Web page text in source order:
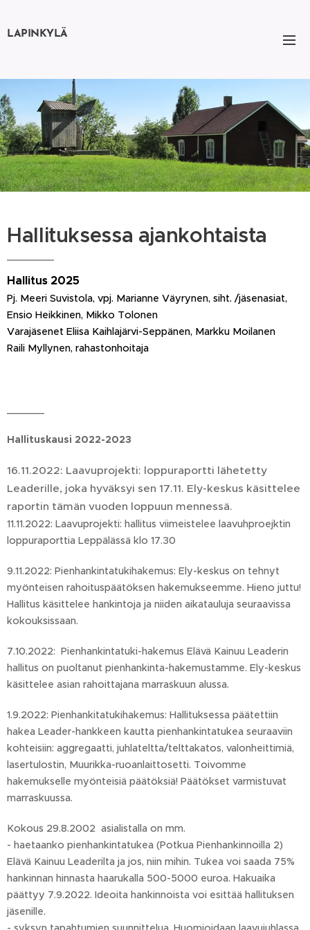
LAPINKYLÄ
Hallituksessa ajankohtaista
Hallitus 2025
Pj. Meeri Suvistola, vpj. Marianne Väyrynen, siht. /jäsenasiat,
Ensio Heikkinen, Mikko Tolonen
Varajäsenet Eliisa Kaihlajärvi-Seppänen, Markku Moilanen
Raili Myllynen, rahastonhoitaja
Hallituskausi 2022-2023
16.11.2022: Laavuprojekti: loppuraportti lähetetty
Leaderille, joka hyväksyi sen 17.11. Ely-keskus käsittelee
raportin tämän vuoden loppuun mennessä.
11.11.2022: Laavuprojekti: hallitus viimeistelee laavuhproejktin
loppuraporttia Leppälässä klo 17.30
9.11.2022: Pienhankintatukihakemus: Ely-keskus on tehnyt
myönteisen rahoituspäätöksen hakemukseemme. Hieno juttu!
Hallitus käsittelee hankintoja ja niiden aikatauluja seuraavissa
kokouksissaan.
7.10.2022: Pienhankintatuki-hakemus Elävä Kainuu Leaderin
hallitus on puoltanut pienhankinta-hakemustamme. Ely-keskus
käsittelee asian rahoittajana marraskuun alussa.
1.9.2022: Pienhankitatukihakemus: Hallituksessa päätettiin
hakea Leader-hankkeen kautta pienhankintatukea seuraaviin
kohteisiin: aggregaatti, juhlateltta/telttakatos, valonheittimiä,
lasertulostin, Muurikka-ruoanlaittosetti. Toivomme
hakemukselle myönteisiä päätöksiä! Päätökset varmistuvat
marraskuussa.
Kokous 29.8.2002 asialistalla on mm.
- haetaanko pienhankintatukea (Potkua Pienhankinnoilla 2)
Elävä Kainuu Leaderilta ja jos, niin mihin. Tukea voi saada 75%
hankinnan hinnasta haarukalla 500-5000 euroa. Hakuaika
päättyy 7.9.2022. Ideoita hankinnoista voi esittää hallituksen
jäsenille.